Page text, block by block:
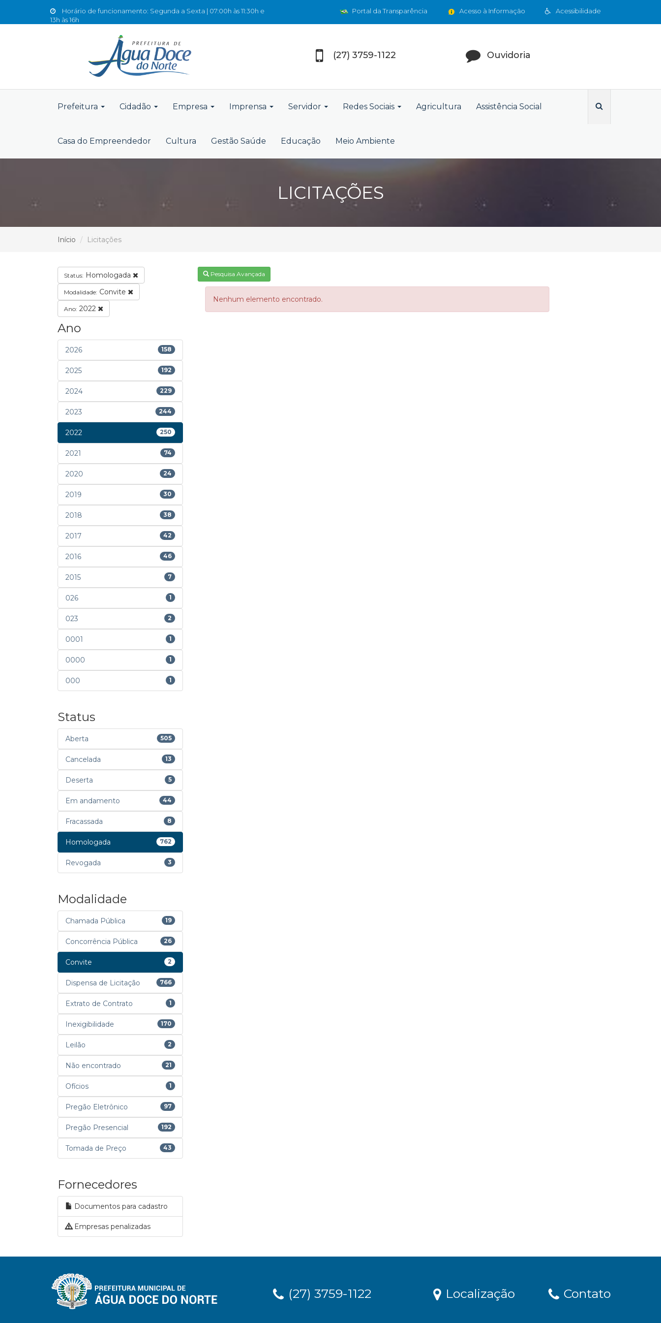
Horário de funcionamento: Segunda a Sexta | 07:00h às 11:30h e
13h às 16h
Acessibilidade
Acesso à Informação
Portal da Transparência
(27) 3759-1122 Ouvidoria
Prefeitura Cidadão Empresa Imprensa Servidor Redes Sociais Agricultura Assistência Social
Casa do Empreendedor Cultura Gestão Saúde Educação Meio Ambiente
LICITAÇÕES
Início Licitações
Status: Homologada
Modalidade: Convite
Ano: 2022
Ano
2026 158
2025 192
2024 229
2023 244
2022 250
2021 74
2020 24
2019 30
2018 38
2017 42
2016 46
2015 7
026 1
023 2
0001 1
0000 1
000 1
Status
Aberta 505
Cancelada 13
Deserta 5
Em andamento 44
Fracassada 8
Homologada 762
Revogada 3
Modalidade
Chamada Pública 19
Concorrência Pública 26
Convite 2
Dispensa de Licitação 766
Extrato de Contrato 1
Inexigibilidade 170
Leilão 2
Não encontrado 21
Ofícios 1
Pregão Eletrônico 97
Pregão Presencial 192
Tomada de Preço 43
Fornecedores
Documentos para cadastro
Empresas penalizadas
Pesquisa Avançada
Nenhum elemento encontrado.
(27) 3759-1122 Localização Contato